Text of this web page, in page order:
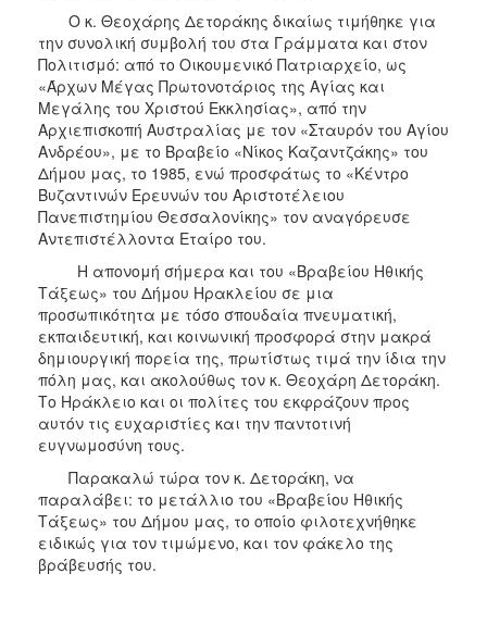
Ο κ. Θεοχάρης Δετοράκης δικαίως τιμήθηκε για
την συνολική συμβολή του στα Γράμματα και στον
Πολιτισμό: από το Oικουμενικό Πατριαρχείο, ως
«Άρχων Mέγας Πρωτονοτάριος της Aγίας και
Mεγάλης του Xριστού Eκκλησίας», από την
Αρχιεπισκοπή Αυστραλίας με τον «Σταυρόν του Αγίου
Ανδρέου», με το Bραβείο «Nίκος Kαζαντζάκης» του
Δήμου μας, το 1985, ενώ προσφάτως το «Κέντρο
Βυζαντινών Ερευνών του Αριστοτέλειου
Πανεπιστημίου Θεσσαλονίκης» τον αναγόρευσε
Αντεπιστέλλοντα Εταίρο του.
Η απονομή σήμερα και του «Βραβείου Ηθικής
Τάξεως» του Δήμου Ηρακλείου σε μια
προσωπικότητα με τόσο σπουδαία πνευματική,
εκπαιδευτική, και κοινωνική προσφορά στην μακρά
δημιουργική πορεία της, πρωτίστως τιμά την ίδια την
πόλη μας, και ακολούθως τον κ. Θεοχάρη Δετοράκη.
Το Ηράκλειο και οι πολίτες του εκφράζουν προς
αυτόν τις ευχαριστίες και την παντοτινή
ευγνωμοσύνη τους.
Παρακαλώ τώρα τον κ. Δετοράκη, να
παραλάβει: το μετάλλιο του «Βραβείου Ηθικής
Τάξεως» του Δήμου μας, το οποίο φιλοτεχνήθηκε
ειδικώς για τον τιμώμενο, και τον φάκελο της
βράβευσής του.